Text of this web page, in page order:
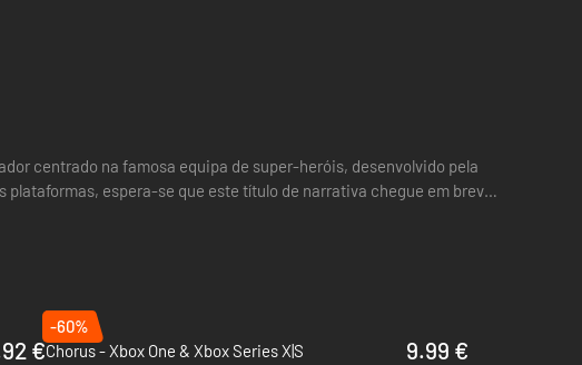
centrado na famosa equipa de super-heróis, desenvolvido pela
plataformas, espera-se que este título de narrativa chegue em breve
€
-60%
Chorus - Xbox One & Xbox Series X|S
9.99 €